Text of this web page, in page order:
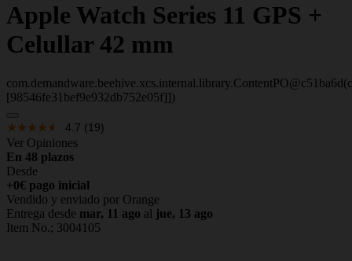
Apple Watch Series 11 GPS +
Celullar 42 mm
[98546fe31bef9e932db752e05f]])
4.7 (19)
Ver Opiniones
En 48 plazos
Desde
+0€ pago inicial
Vendido y enviado por Orange
Entrega desde mar, 11 ago al jue, 13 ago
Item No.; 3004105